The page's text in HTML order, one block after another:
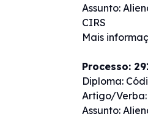
Assunto:
CIRS
Mais
Processo:
Diploma:
Artigo/Verba:
Assunto: